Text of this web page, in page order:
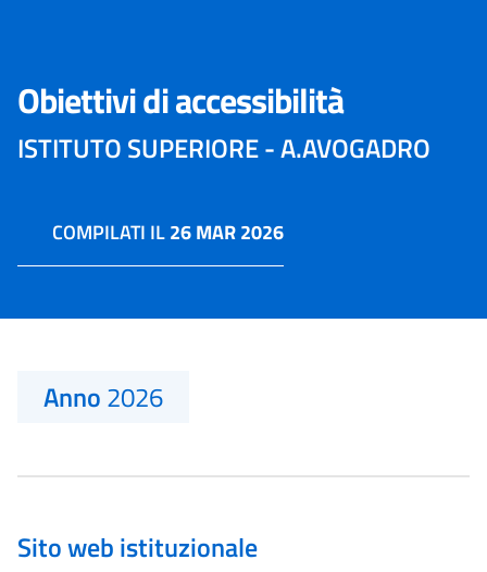
Obiettivi di accessibilità
ISTITUTO SUPERIORE - A.AVOGADRO
COMPILATI IL26 MAR 2026
Anno2026
Sito web istituzionale